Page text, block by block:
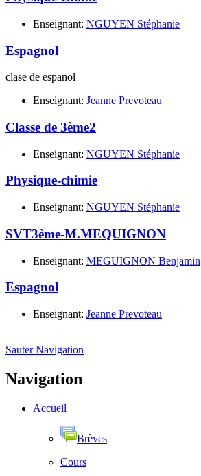
Enseignant: NGUYEN Stéphanie
Espagnol
clase de espanol
Enseignant: Jeanne Prevoteau
Classe de 3ème2
Enseignant: NGUYEN Stéphanie
Physique-chimie
Enseignant: NGUYEN Stéphanie
SVT3ème-M.MEQUIGNON
Enseignant: MEGUIGNON Benjamin
Espagnol
Enseignant: Jeanne Prevoteau
Sauter Navigation
Navigation
Accueil
Brèves
Cours